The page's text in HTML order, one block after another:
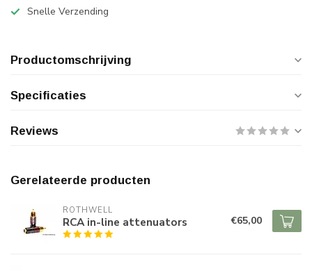
Snelle Verzending
Productomschrijving
Specificaties
Reviews
Gerelateerde producten
ROTHWELL
RCA in-line attenuators €65,00